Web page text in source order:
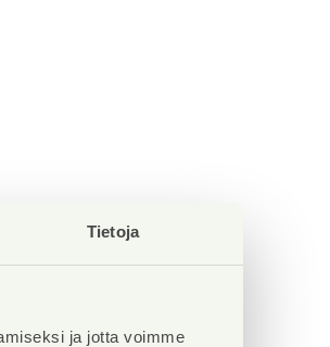
Tietoja
ja jotta voimme